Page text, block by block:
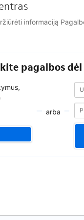
informaciją
pagalbos dėl
arba